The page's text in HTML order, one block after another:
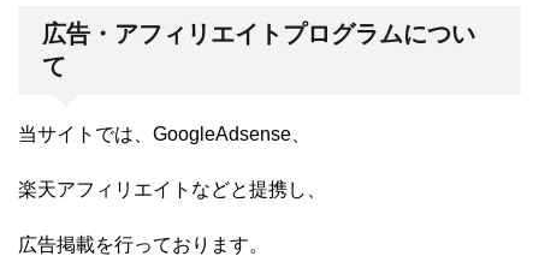
広告・アフィリエイトプログラムについ
て
当サイトでは、 GoogleAdsense、
楽天アフィリエイトなどと提携し、
広告掲載を行っております。